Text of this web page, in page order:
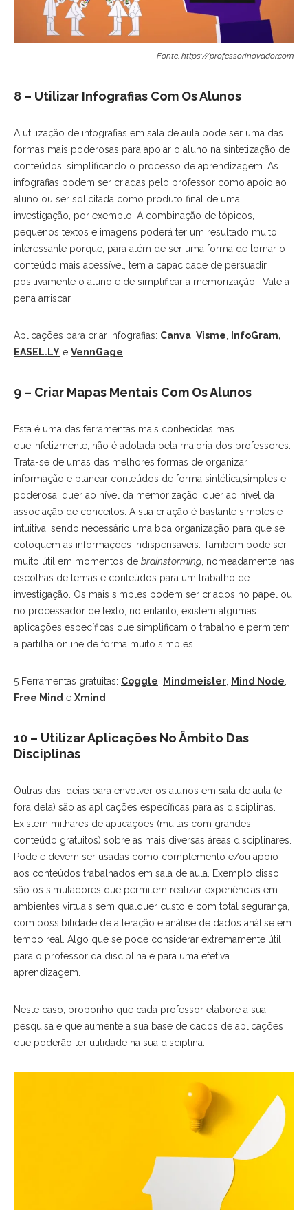
Fonte: https://professorinovador.com
8 – Utilizar Infografias Com Os Alunos
A utilização de infografias em sala de aula pode ser uma das
formas mais poderosas para apoiar o aluno na sintetização de
conteúdos, simplificando o processo de aprendizagem. As
infografias podem ser criadas pelo professor como apoio ao
aluno ou ser solicitada como produto final de uma
investigação, por exemplo. A combinação de tópicos,
pequenos textos e imagens poderá ter um resultado muito
interessante porque, para além de ser uma forma de tornar o
conteúdo mais acessível, tem a capacidade de persuadir
positivamente o aluno e de simplificar a memorização. Vale a
pena arriscar.
Aplicações para criar infografias: Canva Visme InfoGram,
EASEL.LY e VennGage
9 – Criar Mapas Mentais Com Os Alunos
Esta é uma das ferramentas mais conhecidas mas
que,infelizmente, não é adotada pela maioria dos professores.
Trata-se de umas das melhores formas de organizar
informação e planear conteúdos de forma sintética,simples e
poderosa, quer ao nível da memorização, quer ao nível da
associação de conceitos. A sua criação é bastante simples e
intuitiva, sendo necessário uma boa organização para que se
coloquem as informações indispensáveis. Também pode ser
muito útil em momentos de brainstorming , nomeadamente nas
escolhas de temas e conteúdos para um trabalho de
investigação. Os mais simples podem ser criados no papel ou
no processador de texto, no entanto, existem algumas
aplicações específicas que simplificam o trabalho e permitem
a partilha online de forma muito simples.
5 Ferramentas gratuitas: Coggle Mindmeister Mind Node
Free Mind e Xmind
10 – Utilizar Aplicações No Âmbito Das
Disciplinas
Outras das ideias para envolver os alunos em sala de aula (e
fora dela) são as aplicações específicas para as disciplinas.
Existem milhares de aplicações (muitas com grandes
conteúdo gratuitos) sobre as mais diversas áreas disciplinares.
Pode e devem ser usadas como complemento e/ou apoio
aos conteúdos trabalhados em sala de aula. Exemplo disso
são os simuladores que permitem realizar experiências em
ambientes virtuais sem qualquer custo e com total segurança,
com possibilidade de alteração e análise de dados análise em
tempo real. Algo que se pode considerar extremamente útil
para o professor da disciplina e para uma efetiva
aprendizagem.
Neste caso, proponho que cada professor elabore a sua
pesquisa e que aumente a sua base de dados de aplicações
que poderão ter utilidade na sua disciplina.